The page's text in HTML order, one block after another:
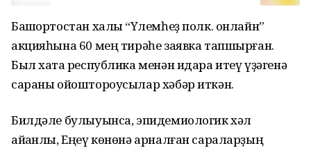
Башҡортостан халҡы “Үлемһеҙ полк. онлайн”
акцияһына 60 мең тирәһе заявка тапшырған.
Был хаҡта республика менән идара итеү үҙәгенә
сараны ойоштороусылар хәбәр иткән.
Билдәле булыуынса, эпидемиологик хәл
айҡанлы, Еңеү көнөнә арналған сараларҙың